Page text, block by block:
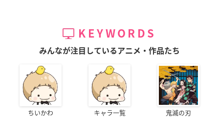
KEYWORDS
みんなが注目しているアニメ・作品たち
ちいかわ キャラ一覧 鬼滅の刃